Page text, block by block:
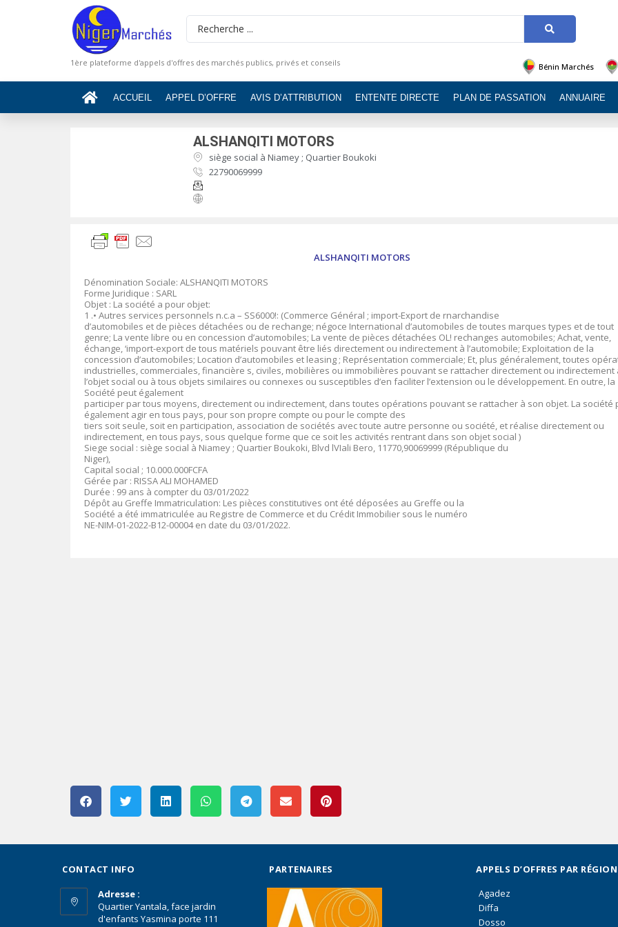
1ère plateforme d'appels d'offres des marchés publics, privés et conseils Bénin Marchés
ACCUEIL APPEL D’OFFRE AVIS D’ATTRIBUTION ENTENTE DIRECTE PLAN DE PASSATION ANNUAIRE
ALSHANQITI MOTORS
siège social à Niamey ; Quartier Boukoki
22790069999
ALSHANQITI MOTORS
Dénomination Sociale: ALSHANQITI MOTORS
Forme Juridique : SARL
Objet : La société a pour objet:
1 .• Autres services personnels n.c.a – SS6000!: (Commerce Général ; import-Export de rnarchandise
d’automobiles et de pièces détachées ou de rechange; négoce International d’automobiles de toutes marques types et de tout
genre; La vente libre ou en concession d’automobiles; La vente de pièces détachées OL! rechanges automobiles; Achat, vente,
échange, ‘import-export de tous matériels pouvant être liés directement ou indirectement à l’automobile; Exploitation de la
concession d’automobiles; Location d’automobiles et leasing ; Représentation commerciale; Et, plus généralement, toutes
industrielles, commerciales, financière s, civiles, mobilières ou immobilières pouvant se rattacher directement ou indirectement
l’objet social ou à tous objets similaires ou connexes ou susceptibles d’en faciliter l’extension ou le développement. En outre, la
Société peut également
participer par tous moyens, directement ou indirectement, dans toutes opérations pouvant se rattacher à son objet. La société
également agir en tous pays, pour son propre compte ou pour le compte des
tiers soit seule, soit en participation, association de sociétés avec toute autre personne ou société, et réalise directement ou
indirectement, en tous pays, sous quelque forme que ce soit les activités rentrant dans son objet social )
Siege social : siège social à Niamey ; Quartier Boukoki, Blvd lVIali Bero, 11770,90069999 (République du
Niger),
Capital social ; 10.000.000FCFA
Gérée par : RISSA ALI MOHAMED
Durée : 99 ans à compter du 03/01/2022
Dépôt au Greffe Immatriculation: Les pièces constitutives ont été déposées au Greffe ou la
Société a été immatriculée au Registre de Commerce et du Crédit Immobilier sous le numéro
NE-NIM-01-2022-B12-00004 en date du 03/01/2022.
CONTACT INFO
Adresse :
Quartier Yantala, face jardin
d'enfants Yasmina porte 111
PARTENAIRES
APPELS D’OFFRES PAR RÉGION
Agadez
Diffa
Dosso